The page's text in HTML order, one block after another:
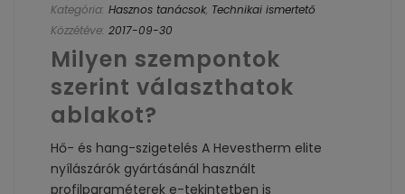
Kategória: Hasznos tanácsok, Technikai ismertető
Közzétéve: 2017-09-30
Milyen szempontok
szerint választhatok
ablakot?
Hő- és hang-szigetelés A Hevestherm elite
nyílászárók gyártásánál használt
profilparaméterek e-tekintetben is